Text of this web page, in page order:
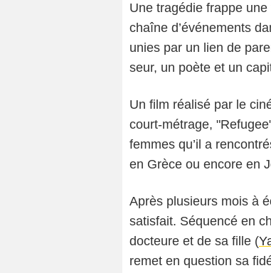
Une tra­gé­die frappe
chaîne d’é­vé­ne­ments
unies par un lien de
seur, un poète et un
Un film réalisé par le
court-métrage,
femmes qu’il a
en Grèce ou encore en
Après plusieurs mois à
satisfait. Séquencé en
docteure et de sa fille (
remet en question sa